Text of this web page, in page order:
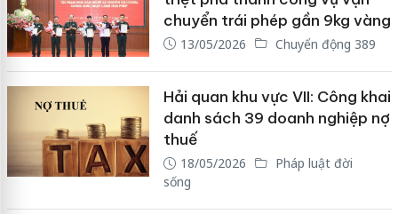
chuyển trái phép gần 9kg vàng
13/05/2026 Chuyển động 389
Hải quan khu vực VII: Công khai
danh sách 39 doanh nghiệp nợ
thuế
18/05/2026
Pháp luật đời
sống